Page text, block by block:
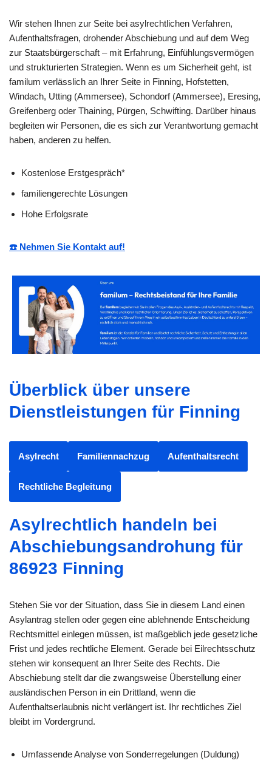
Wir stehen Ihnen zur Seite bei asylrechtlichen Verfahren,
Aufenthaltsfragen, drohender Abschiebung und auf dem Weg
zur Staatsbürgerschaft – mit Erfahrung, Einfühlungsvermögen
und strukturierten Strategien. Wenn es um Sicherheit geht, ist
familum verlässlich an Ihrer Seite in Finning, Hofstetten,
Windach, Utting (Ammersee), Schondorf (Ammersee), Eresing,
Greifenberg oder Thaining, Pürgen, Schwifting. Darüber hinaus
begleiten wir Personen, die es sich zur Verantwortung gemacht
haben, anderen zu helfen.
Kostenlose Erstgespräch*
familiengerechte Lösungen
Hohe Erfolgsrate
☎️ Nehmen Sie Kontakt auf!
Überblick über unsere
Dienstleistungen für Finning
Asylrecht Familiennachzug Aufenthaltsrecht
Rechtliche Begleitung
Asylrechtlich handeln bei
Abschiebungsandrohung für
86923 Finning
Stehen Sie vor der Situation, dass Sie in diesem Land einen
Asylantrag stellen oder gegen eine ablehnende Entscheidung
Rechtsmittel einlegen müssen, ist maßgeblich jede gesetzliche
Frist und jedes rechtliche Element. Gerade bei Eilrechtsschutz
stehen wir konsequent an Ihrer Seite des Rechts. Die
Abschiebung stellt dar die zwangsweise Überstellung einer
ausländischen Person in ein Drittland, wenn die
Aufenthaltserlaubnis nicht verlängert ist. Ihr rechtliches Ziel
bleibt im Vordergrund.
Umfassende Analyse von Sonderregelungen (Duldung)